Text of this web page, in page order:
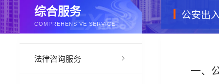
综合服务
COMPREHENSIVE SERVICE
公安出
法律咨询服务
一、